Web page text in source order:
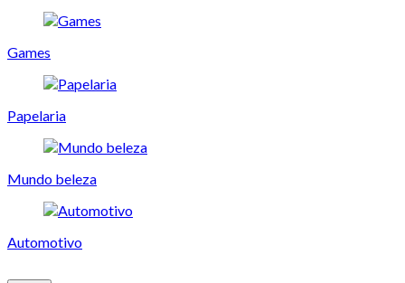
Games
Papelaria
Mundo beleza
Automotivo